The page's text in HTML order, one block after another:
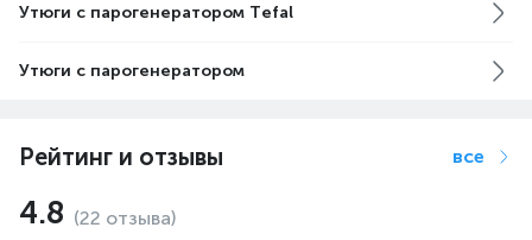
до 45 г/мин вы легко разгладите любые складки
без лишних усилий
Утюги с парогенератором Tefal
Утюги с парогенератором
Рейтинг и отзывы все
4.8 (22 отзыва)